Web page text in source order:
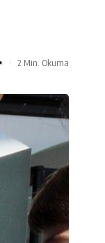
2 Min. Okuma